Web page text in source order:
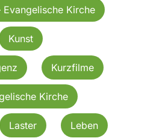
Evangelische Kirche
Kunst
Kurzfilme
Kirche
Laster Leben